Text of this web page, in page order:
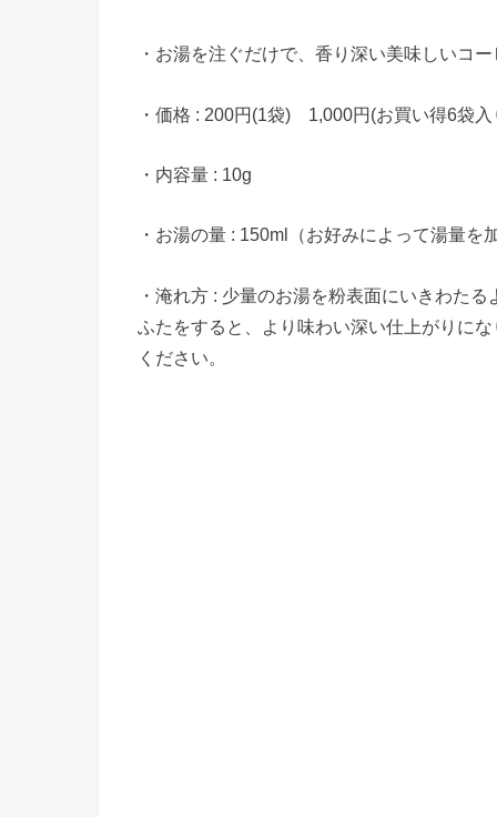
・お湯を注ぐだけで、香り深い美味しいコ
・価格 : 200円(1袋) 1,000円(お買い得6袋入
・内容量 : 10g
・お湯の量 : 150ml（お好みによって湯量を
・淹れ方 : 少量のお湯を粉表面にいきわた
ふたをすると、より味わい深い仕上がりに
ください。